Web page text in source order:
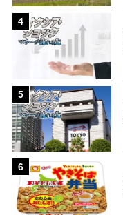
4
5
6